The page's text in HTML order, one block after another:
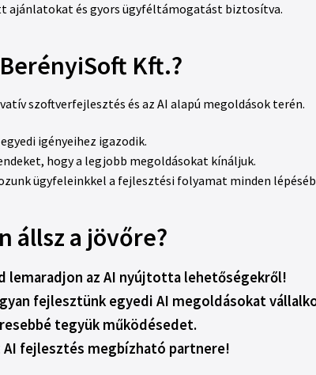
ajánlatokat és gyors ügyféltámogatást biztosítva.
Kft.?
szoftverfejlesztés és az AI alapú megoldások terén.
igényeihez igazodik.
hogy a legjobb megoldásokat kínáljuk.
ügyfeleinkkel a fejlesztési folyamat minden
állsz a jövőre?
lemaradjon az AI nyújtotta lehetőségekről!
fejlesztünk egyedi AI megoldásokat
tegyük működésedet.
AI fejlesztés megbízható partnere!